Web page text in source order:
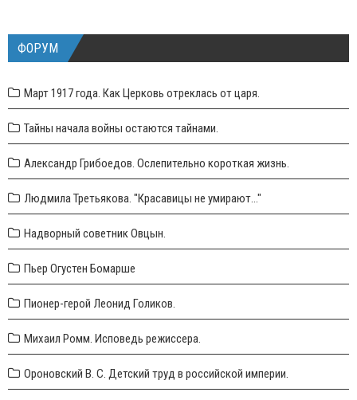
ФОРУМ
Март 1917 года. Как Церковь отреклась от царя.
Тайны начала войны остаются тайнами.
Александр Грибоедов. Ослепительно короткая жизнь.
Людмила Третьякова. "Красавицы не умирают..."
Надворный советник Овцын.
Пьер Огустен Бомарше
Пионер-герой Леонид Голиков.
Михаил Ромм. Исповедь режиссера.
Ороновский В. С. Детский труд в российской империи.